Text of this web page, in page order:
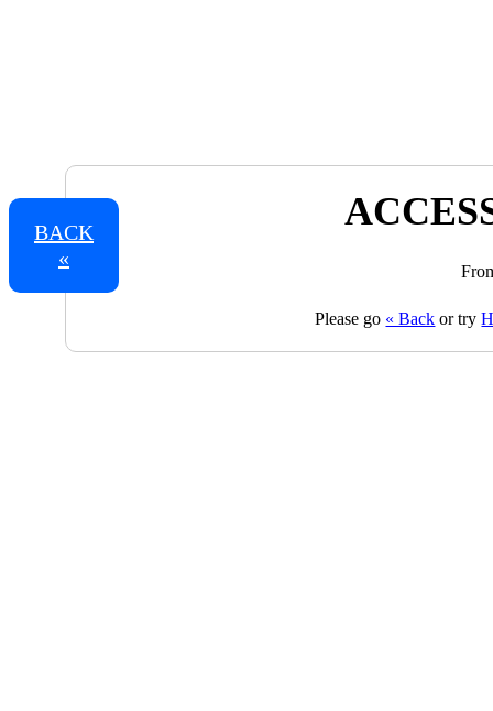
BACK
«
Please go « Back or try